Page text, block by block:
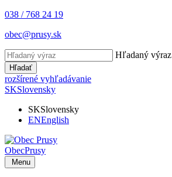
038 / 768 24 19
obec@prusy.sk
Hľadaný výraz
Hľadať
rozšírené vyhľadávanie
SKSlovensky
SKSlovensky
ENEnglish
ObecPrusy
Menu